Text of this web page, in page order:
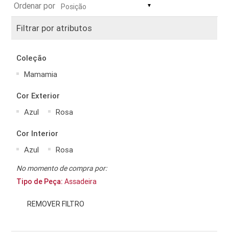
Ordenar por ▼
Filtrar por atributos
Coleção
Mamamia
Cor Exterior
Azul
Rosa
Cor Interior
Azul
Rosa
No momento de compra por:
Tipo de Peça: Assadeira
REMOVER FILTRO